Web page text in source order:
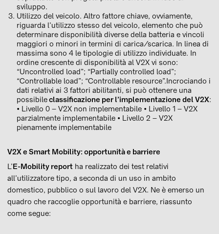
sviluppo.
Utilizzo del veicolo. Altro fattore chiave, ovviamente,
riguarda l’utilizzo stesso del veicolo, elemento che può
determinare disponibilità diverse della batteria e vincoli
maggiori o minori in termini di carica/scarica. In linea di
massima sono 4 le tipologie di utilizzo individuate. In
ordine crescente di disponibilità al V2X vi sono:
“Uncontrolled load”; “Partially controlled load”;
“Controllable load”; “Controllable resource”.Incrociando i
dati relativi ai 3 fattori abilitanti, si può ottenere una
possibileclassificazione per l’implementazione del V2X:
• Livello 0 – V2X non implementabile • Livello 1 – V2X
parzialmente implementabile • Livello 2 – V2X
pienamente implementabile
V2X e Smart Mobility: opportunità e barriere
L’E-Mobility report ha realizzato dei test relativi
all’utilizzatore tipo, a seconda di un uso in ambito
domestico, pubblico o sul lavoro del V2X. Ne è emerso un
quadro che raccoglie opportunità e barriere, riassunto
come segue: